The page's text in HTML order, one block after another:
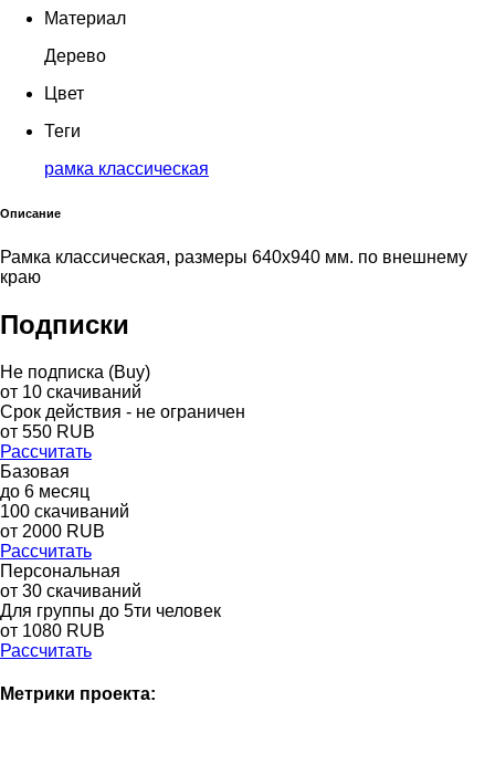
Материал
Дерево
Цвет
Теги
рамка классическая
Описание
Рамка классическая, размеры 640х940 мм. по внешнему
краю
Подписки
Не подписка (Buy)
от 10 скачиваний
Срок действия - не ограничен
от 550 RUB
Рассчитать
Базовая
до 6 месяц
100 скачиваний
от 2000 RUB
Рассчитать
Персональная
от 30 скачиваний
Для группы до 5ти человек
от 1080 RUB
Рассчитать
Метрики проекта: